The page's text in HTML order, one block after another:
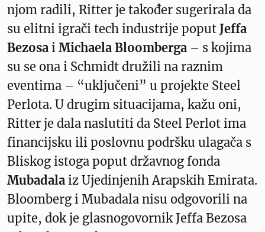
njom radili, Ritter je također sugerirala da
su elitni igrači tech industrije poput Jeffa
Bezosa i Michaela Bloomberga – s kojima
su se ona i Schmidt družili na raznim
eventima – “uključeni” u projekte Steel
Perlota. U drugim situacijama, kažu oni,
Ritter je dala naslutiti da Steel Perlot ima
financijsku ili poslovnu podršku ulagača s
Bliskog istoga poput državnog fonda
Mubadala iz Ujedinjenih Arapskih Emirata.
Bloomberg i Mubadala nisu odgovorili na
upite, dok je glasnogovornik Jeffa Bezosa